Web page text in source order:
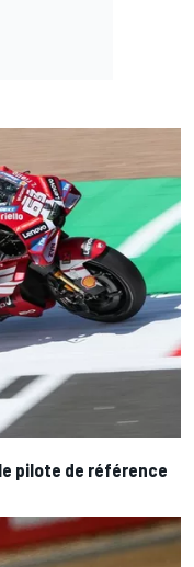
pilote de référence